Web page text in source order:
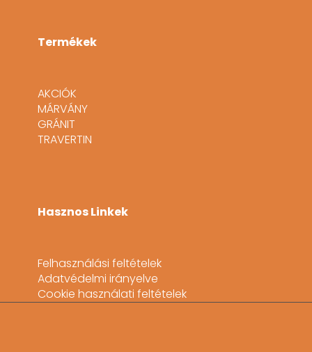
Termékek
AKCIÓK
MÁRVÁNY
GRÁNIT
TRAVERTIN
Hasznos Linkek
Felhasználási feltételek
Adatvédelmi irányelve
Cookie használati feltételek